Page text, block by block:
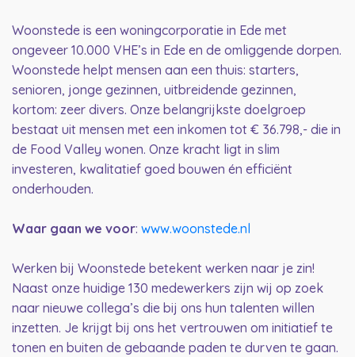
Woonstede is een woningcorporatie in Ede met
ongeveer 10.000 VHE’s in Ede en de omliggende dorpen.
Woonstede helpt mensen aan een thuis: starters,
senioren, jonge gezinnen, uitbreidende gezinnen,
kortom: zeer divers. Onze belangrijkste doelgroep
bestaat uit mensen met een inkomen tot € 36.798,- die in
de Food Valley wonen. Onze kracht ligt in slim
investeren, kwalitatief goed bouwen én efficiënt
onderhouden.
Waar gaan we voor: www.woonstede.nl
Werken bij Woonstede betekent werken naar je zin!
Naast onze huidige 130 medewerkers zijn wij op zoek
naar nieuwe collega’s die bij ons hun talenten willen
inzetten. Je krijgt bij ons het vertrouwen om initiatief te
tonen en buiten de gebaande paden te durven te gaan.